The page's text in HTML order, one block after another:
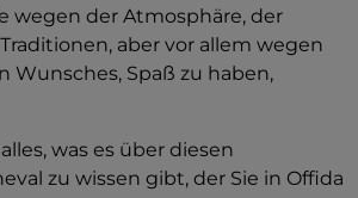
wegen der Atmosphäre, der
aber vor allem wegen
Wunsches, Spaß zu haben,
was es über diesen
zu wissen gibt, der Sie in Offida